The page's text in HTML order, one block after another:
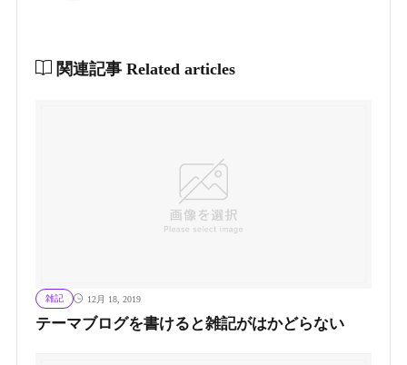
関連記事 Related articles
雑記 12月 18, 2019
テーマブログを書けると雑記がはかどらない